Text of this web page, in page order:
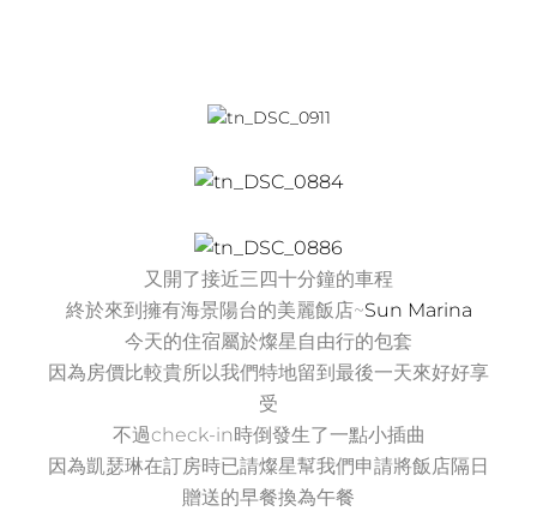
又開了接近三四十分鐘的車程
終於來到擁有海景陽台的美麗飯店~Sun Marina
今天的住宿屬於燦星自由行的包套
因為房價比較貴所以我們特地留到最後一天來好好享
受
不過check-in時倒發生了一點小插曲
因為凱瑟琳在訂房時已請燦星幫我們申請將飯店隔日
贈送的早餐換為午餐